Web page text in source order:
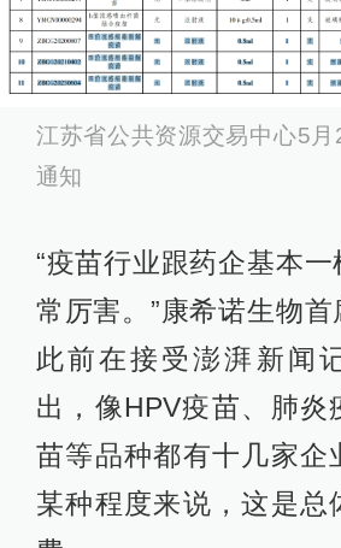
江苏省公共资源交易中心5
通知
“疫苗行业跟药企基本
常厉害。”康希诺生物
此前在接受澎湃新闻
出，像HPV疫苗、肺炎
苗等品种都有十几家企
某种程度来说，这是总